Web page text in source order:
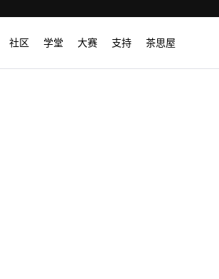
社区 学堂 大赛 支持 茶思屋